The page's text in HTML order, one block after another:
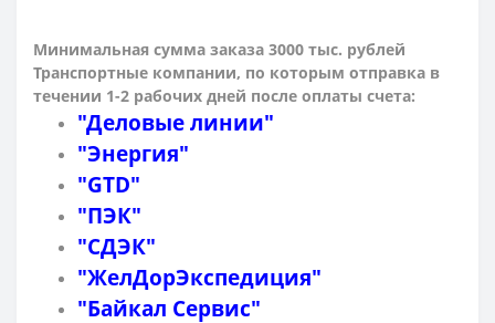
Минимальная сумма заказа 3000 тыс. рублей
Транспортные компании, по которым отправка в
течении 1-2 рабочих дней после оплаты счета:
"Деловые линии"
"Энергия"
"GTD"
"ПЭК"
"СДЭК"
"ЖелДорЭкспедиция"
"Байкал Сервис"